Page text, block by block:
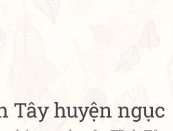
Tây huyện ngục